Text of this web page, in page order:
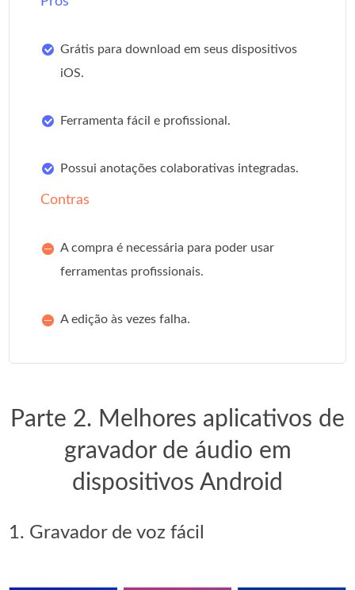
Grátis para download em seus dispositivos
iOS.
Ferramenta fácil e profissional.
Possui anotações colaborativas integradas.
Contras
A compra é necessária para poder usar
ferramentas profissionais.
A edição às vezes falha.
Parte 2. Melhores aplicativos de
gravador de áudio em
dispositivos Android
1. Gravador de voz fácil